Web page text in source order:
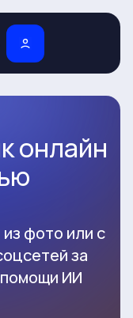
онлайн
фото или с
за
ИИ